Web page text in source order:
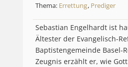
Thema: Errettung, Prediger
Sebastian Engelhardt ist
Ältester der Evangelisch-
Baptistengemeinde Basel-
Zeugnis erzählt er, wie